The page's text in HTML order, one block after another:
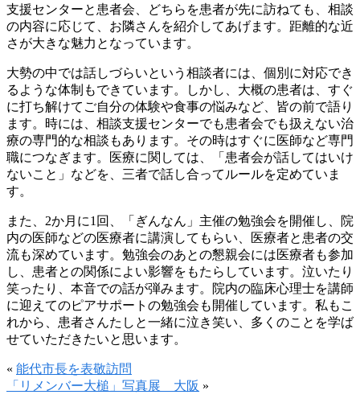
支援センターと患者会、どちらを患者が先に訪ねても、相談
の内容に応じて、お隣さんを紹介してあげます。距離的な近
さが大きな魅力となっています。
大勢の中では話しづらいという相談者には、個別に対応でき
るような体制もできています。しかし、大概の患者は、すぐ
に打ち解けてご自分の体験や食事の悩みなど、皆の前で語り
ます。時には、相談支援センターでも患者会でも扱えない治
療の専門的な相談もあります。その時はすぐに医師など専門
職につなぎます。医療に関しては、「患者会が話してはいけ
ないこと」などを、三者で話し合ってルールを定めていま
す。
また、2か月に1回、「ぎんなん」主催の勉強会を開催し、院
内の医師などの医療者に講演してもらい、医療者と患者の交
流も深めています。勉強会のあとの懇親会には医療者も参加
し、患者との関係によい影響をもたらしています。泣いたり
笑ったり、本音での話が弾みます。院内の臨床心理士を講師
に迎えてのピアサポートの勉強会も開催しています。私もこ
れから、患者さんたしと一緒に泣き笑い、多くのことを学ば
せていただきたいと思います。
« 能代市長を表敬訪問
「リメンバー大槌」写真展 大阪 »